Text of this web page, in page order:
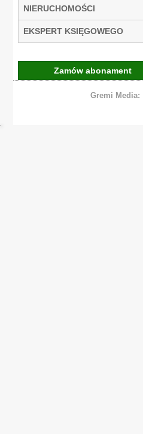
NIERUCHOMOŚCI
EKSPERT KSIĘGOWEGO
Zamów abonament
Gremi Media: